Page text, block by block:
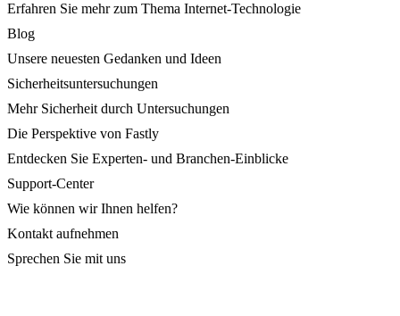
Erfahren Sie mehr zum Thema Internet-Technologie
Blog
Unsere neuesten Gedanken und Ideen
Sicherheitsuntersuchungen
Mehr Sicherheit durch Untersuchungen
Die Perspektive von Fastly
Entdecken Sie Experten- und Branchen-Einblicke
Support-Center
Wie können wir Ihnen helfen?
Kontakt aufnehmen
Sprechen Sie mit uns